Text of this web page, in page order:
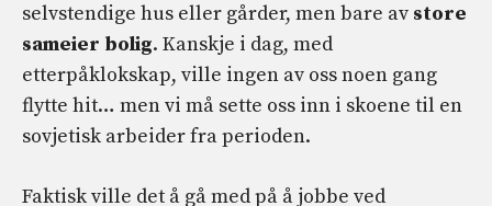
selvstendige hus eller gårder, men bare av store
sameier bolig. Kanskje i dag, med
etterpåklokskap, ville ingen av oss noen gang
flytte hit… men vi må sette oss inn i skoene til en
sovjetisk arbeider fra perioden.
Faktisk ville det å gå med på å jobbe ved